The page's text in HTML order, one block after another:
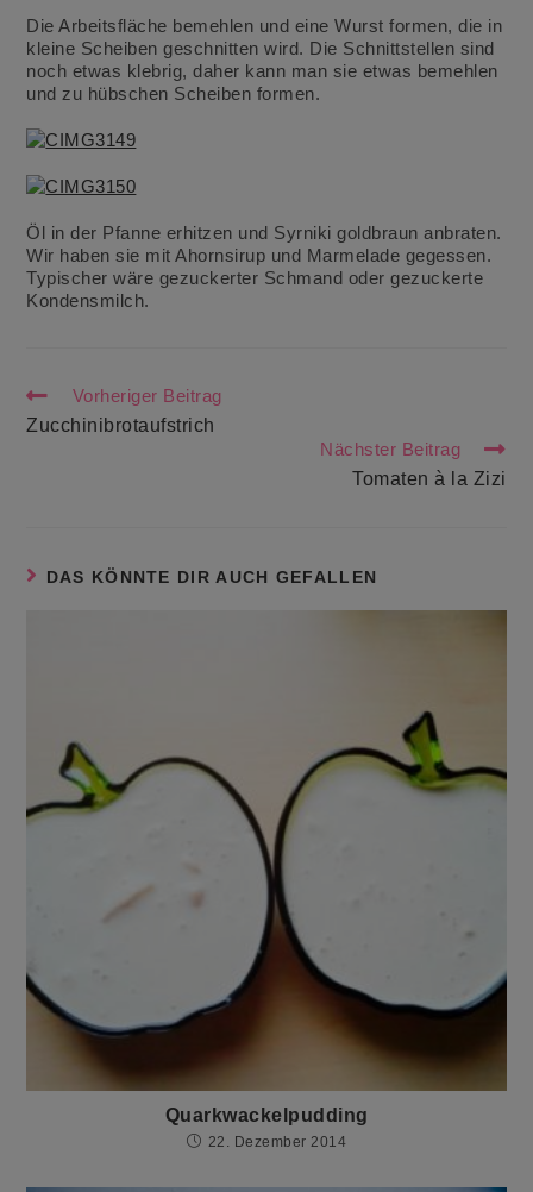
Die Arbeitsfläche bemehlen und eine Wurst formen, die in
kleine Scheiben geschnitten wird. Die Schnittstellen sind
noch etwas klebrig, daher kann man sie etwas bemehlen
und zu hübschen Scheiben formen.
Öl in der Pfanne erhitzen und Syrniki goldbraun anbraten.
Wir haben sie mit Ahornsirup und Marmelade gegessen.
Typischer wäre gezuckerter Schmand oder gezuckerte
Kondensmilch.
Weitere
ansehen
Vorheriger Beitrag
Zucchinibrotaufstrich
Nächster Beitrag
Tomaten à la Zizi
DAS KÖNNTE DIR AUCH GEFALLEN
Quarkwackelpudding
22. Dezember 2014